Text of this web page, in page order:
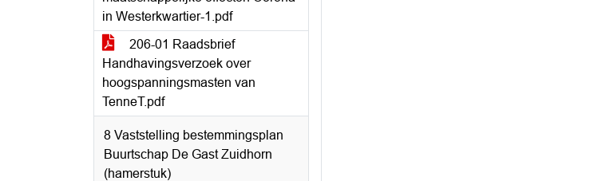
in Westerkwartier-1.pdf
206-01 Raadsbrief
Handhavingsverzoek over
hoogspanningsmasten van
TenneT.pdf
8 Vaststelling bestemmingsplan
Buurtschap De Gast Zuidhorn
(hamerstuk)